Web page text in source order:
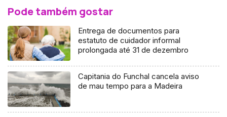
Pode também gostar
Entrega de documentos para
estatuto de cuidador informal
prolongada até 31 de dezembro
Capitania do Funchal cancela aviso
de mau tempo para a Madeira